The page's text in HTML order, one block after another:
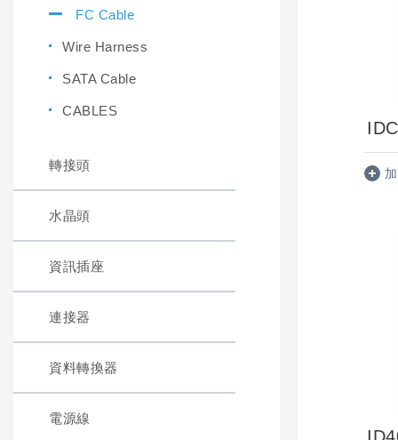
FC Cable
Wire Harness
SATA Cable
CABLES
轉接頭
水晶頭
資訊插座
連接器
資料轉換器
電源線